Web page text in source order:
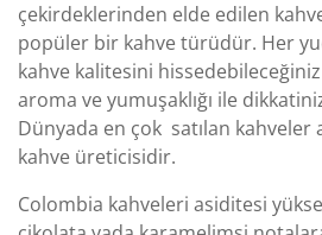
çekirdeklerinden elde edilen
popüler bir kahve türüdür. Her
kahve kalitesini hissedebileceğiniz
aroma ve yumuşaklığı ile
Dünyada en çok satılan kahveler
kahve üreticisidir.
Colombia kahveleri asiditesi